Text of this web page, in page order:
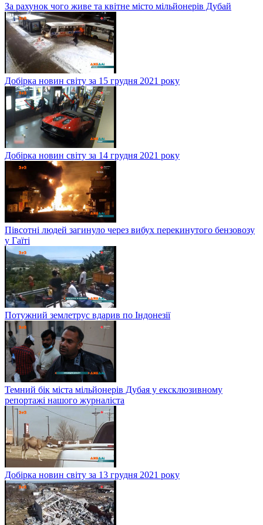
За рахунок чого живе та квітне місто мільйонерів Дубай
Добірка новин світу за 15 грудня 2021 року
Добірка новин світу за 14 грудня 2021 року
Півсотні людей загинуло через вибух перекинутого бензовозу
у Гаїті
Потужний землетрус вдарив по Індонезії
Темний бік міста мільйонерів Дубая у ексклюзивному
репортажі нашого журналіста
Добірка новин світу за 13 грудня 2021 року